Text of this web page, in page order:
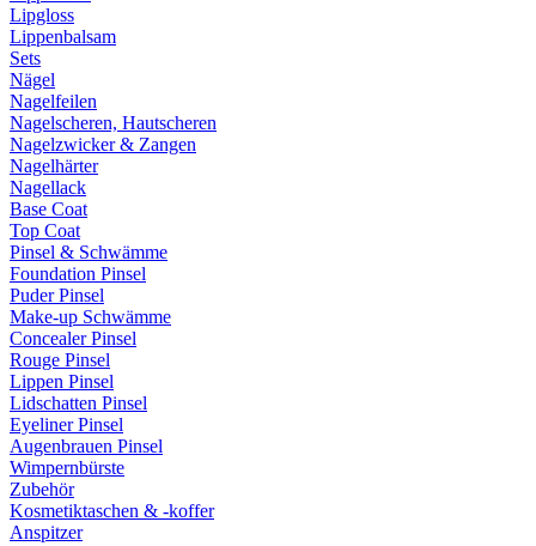
Lipgloss
Lippenbalsam
Sets
Nägel
Nagelfeilen
Nagelscheren, Hautscheren
Nagelzwicker & Zangen
Nagelhärter
Nagellack
Base Coat
Top Coat
Pinsel & Schwämme
Foundation Pinsel
Puder Pinsel
Make-up Schwämme
Concealer Pinsel
Rouge Pinsel
Lippen Pinsel
Lidschatten Pinsel
Eyeliner Pinsel
Augenbrauen Pinsel
Wimpernbürste
Zubehör
Kosmetiktaschen & -koffer
Anspitzer